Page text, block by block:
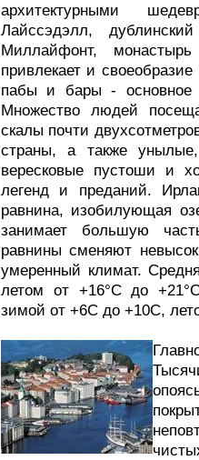
архитектурными
Лайссэдэлл,
Миллайфонт,
привлекает и
пабы и бары - основное
Множество людей
скалы почти
страны, а также
вересковые пустоши и
легенд и преданий.
равнина, изобилующая
занимает большую
равнины сменяют
умеренный климат.
летом от +16°С до
зимой от +6С до +10С,